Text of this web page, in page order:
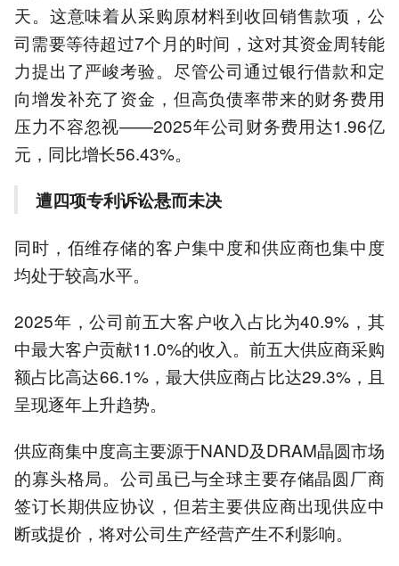
天。这意味着从采购原材料到收回销售款项，公
司需要等待超过7个月的时间，这对其资金周转能
力提出了严峻考验。尽管公司通过银行借款和定
向增发补充了资金，但高负债率带来的财务费用
压力不容忽视——2025年公司财务费用达1.96亿
元，同比增长56.43%。
遭四项专利诉讼悬而未决
同时，佰维存储的客户集中度和供应商也集中度
均处于较高水平。
2025年，公司前五大客户收入占比为40.9%，其
中最大客户贡献11.0%的收入。前五大供应商采购
额占比高达66.1%，最大供应商占比达29.3%，且
呈现逐年上升趋势。
供应商集中度高主要源于NAND及DRAM晶圆市场
的寡头格局。公司虽已与全球主要存储晶圆厂商
签订长期供应协议，但若主要供应商出现供应中
断或提价，将对公司生产经营产生不利影响。